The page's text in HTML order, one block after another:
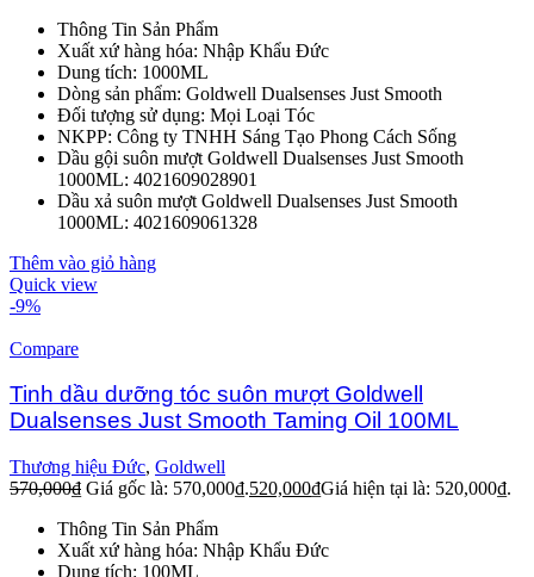
Thông Tin Sản Phẩm
Xuất xứ hàng hóa: Nhập Khẩu Đức
Dung tích: 1000ML
Dòng sản phẩm: Goldwell Dualsenses Just Smooth
Đối tượng sử dụng: Mọi Loại Tóc
NKPP: Công ty TNHH Sáng Tạo Phong Cách Sống
Dầu gội suôn mượt Goldwell Dualsenses Just Smooth
1000ML: 4021609028901
Dầu xả suôn mượt Goldwell Dualsenses Just Smooth
1000ML: 4021609061328
Thêm vào giỏ hàng
Quick view
-9%
Compare
Tinh dầu dưỡng tóc suôn mượt Goldwell
Dualsenses Just Smooth Taming Oil 100ML
Thương hiệu Đức, Goldwell
570,000₫ Giá gốc là: 570,000₫.520,000₫Giá hiện tại là: 520,000₫.
Thông Tin Sản Phẩm
Xuất xứ hàng hóa: Nhập Khẩu Đức
Dung tích: 100ML